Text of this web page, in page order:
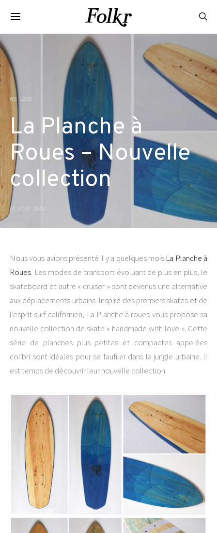
WE LOVE
La Planche à
Roues – Nouvelle
collection
30 AOÛT 2013
Nous vous avions présenté il y a quelques mois La Planche à
Roues. Les modes de transport évoluant de plus en plus, le
skateboard et autre « cruiser » sont devenus une alternative
aux déplacements urbains. Inspiré des premiers skates et de
l’esprit surf californien, La Planche à roues vous propose sa
nouvelle collection de skate « handmade with love ». Cette
série de planches plus petites et compactes appelées
colibri sont idéales pour se faufiler dans la jungle urbaine. Il
est temps de découvrir leur nouvelle collection.